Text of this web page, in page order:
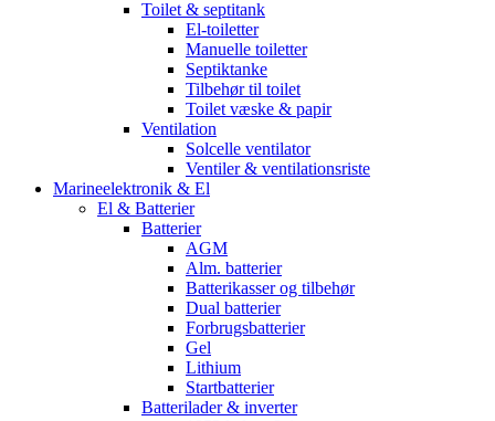
Toilet & septitank
El-toiletter
Manuelle toiletter
Septiktanke
Tilbehør til toilet
Toilet væske & papir
Ventilation
Solcelle ventilator
Ventiler & ventilationsriste
Marineelektronik & El
El & Batterier
Batterier
AGM
Alm. batterier
Batterikasser og tilbehør
Dual batterier
Forbrugsbatterier
Gel
Lithium
Startbatterier
Batterilader & inverter